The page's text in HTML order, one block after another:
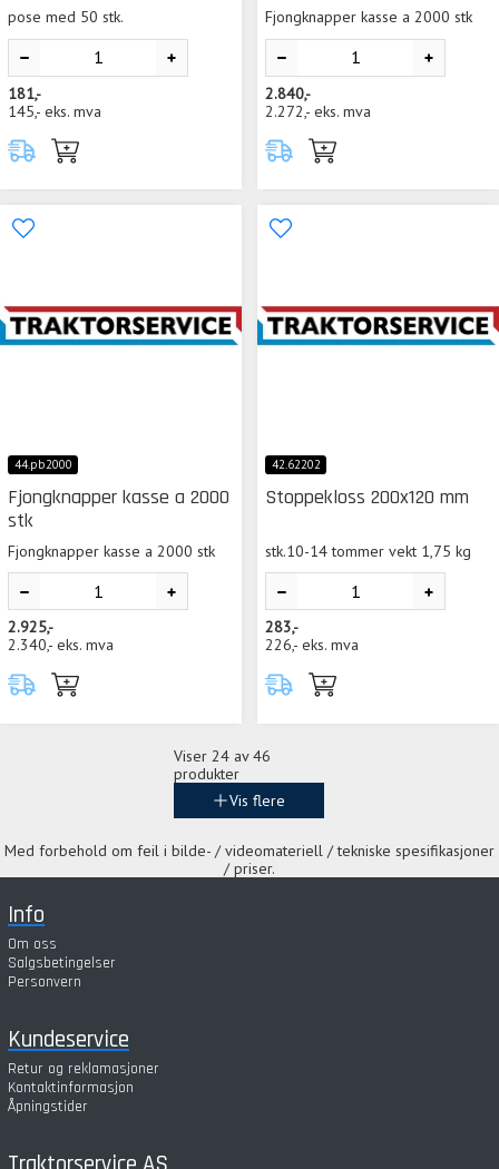
pose med 50 stk.
181,-
145,- eks. mva
Fjongknapper kasse a 2000 stk
2.840,-
2.272,- eks. mva
44.pb2000
Fjongknapper kasse a 2000
stk
Fjongknapper kasse a 2000 stk
2.925,-
2.340,- eks. mva
42.62202
Stoppekloss 200x120 mm
stk.10-14 tommer vekt 1,75 kg
283,-
226,- eks. mva
Viser 24 av 46
produkter
Vis flere
Med forbehold om feil i bilde- / videomateriell / tekniske spesifikasjoner
/ priser.
Info
Om oss
Salgsbetingelser
Personvern
Kundeservice
Retur og reklamasjoner
Kontaktinformasjon
Åpningstider